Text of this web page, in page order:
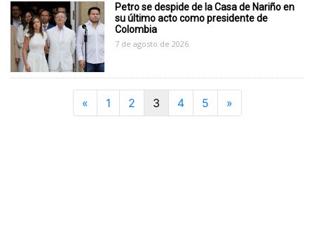
Petro se despide de la Casa de Nariño en
su último acto como presidente de
Colombia
7 de agosto de 2026
« Previous
1 2 3 4 5 »Next